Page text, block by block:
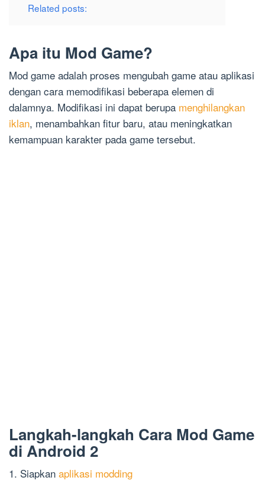
Related posts:
Apa itu Mod Game?
Mod game adalah proses mengubah game atau aplikasi
dengan cara memodifikasi beberapa elemen di
dalamnya. Modifikasi ini dapat berupa menghilangkan
iklan, menambahkan fitur baru, atau meningkatkan
kemampuan karakter pada game tersebut.
Langkah-langkah Cara Mod Game
di Android 2
1. Siapkan aplikasi modding